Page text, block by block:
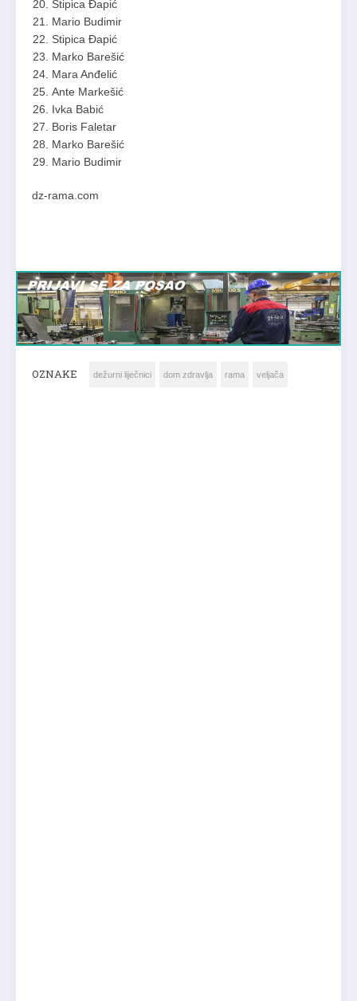
Stipica Đapić
Mario Budimir
Stipica Đapić
Marko Barešić
Mara Anđelić
Ante Markešić
Ivka Babić
Boris Faletar
Marko Barešić
Mario Budimir
dz-rama.com
OZNAKE dežurni liječnici dom zdravlja rama veljača